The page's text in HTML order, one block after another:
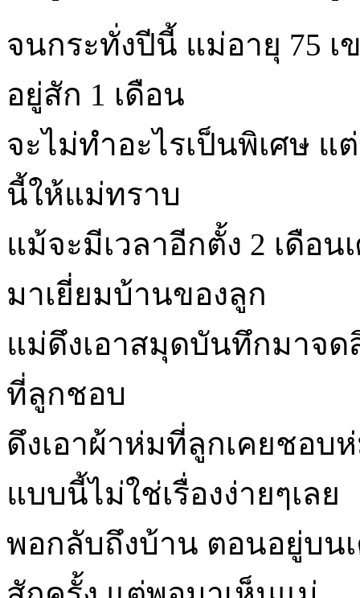
จนกระทั่งปีนี้ แม่อายุ 75 เ
อยู่สัก 1 เดือน
จะไม่ทำอะไรเป็นพิเศษ แ
นี้ให้แม่ทราบ
แม้จะมีเวลาอีกตั้ง 2 เดือ
มาเยี่ยมบ้านของลูก
แม่ดึงเอาสมุดบันทึกมาจด
ที่ลูกชอบ
ดึงเอาผ้าห่มที่ลูกเคยชอบ
แบบนี้ไม่ใช่เรื่องง่ายๆเลย
พอกลับถึงบ้าน ตอนอยู่บน